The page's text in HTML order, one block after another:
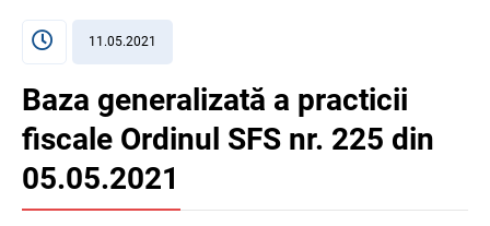
11.05.2021
Baza generalizată a practicii
fiscale Ordinul SFS nr. 225 din
05.05.2021